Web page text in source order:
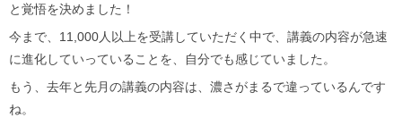
と覚悟を決めました！
今まで、11,000人以上を受講していただく中で、講義の内容が急速
に進化していっていることを、自分でも感じていました。
もう、去年と先月の講義の内容は、濃さがまるで違っているんです
ね。